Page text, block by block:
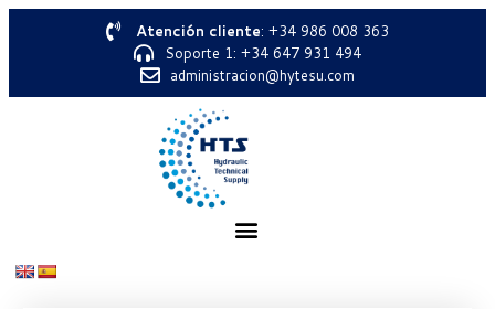
Atención cliente: +34 986 008 363
Soporte 1: +34 647 931 494
administracion@hytesu.com